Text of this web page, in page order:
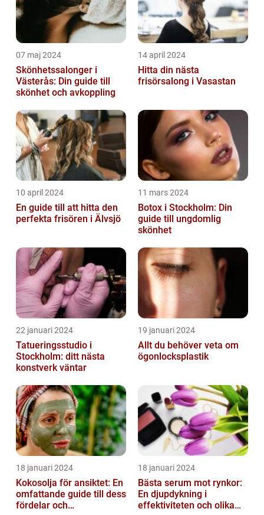
07 maj 2024
Skönhetssalonger i
Västerås: Din guide till
skönhet och avkoppling
14 april 2024
Hitta din nästa
frisörsalong i Vasastan
10 april 2024
En guide till att hitta den
perfekta frisören i Älvsjö
11 mars 2024
Botox i Stockholm: Din
guide till ungdomlig
skönhet
22 januari 2024
Tatueringsstudio i
Stockholm: ditt nästa
konstverk väntar
19 januari 2024
Allt du behöver veta om
ögonlocksplastik
18 januari 2024
Kokosolja för ansiktet: En
omfattande guide till dess
fördelar och
18 januari 2024
Bästa serum mot rynkor:
En djupdykning i
effektiviteten och olika